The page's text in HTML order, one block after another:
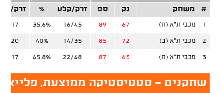
#
משחק נק ספ זרק/קלע % זרק/
1 מכבי ת"א (ח) 67
89
16/45
35.6%
7/17
2 מכבי ת"א (ב) 72
85
14/35
40%
8/20
3 מכבי ת"א (ח) 63
87
22/48
45.8%
3/17
שחקנים - סטטיסטיקה ממוצעת,